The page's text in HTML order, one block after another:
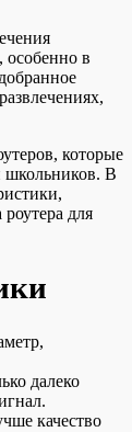
особенно в
которые
школьников. В
для
далеко
качество